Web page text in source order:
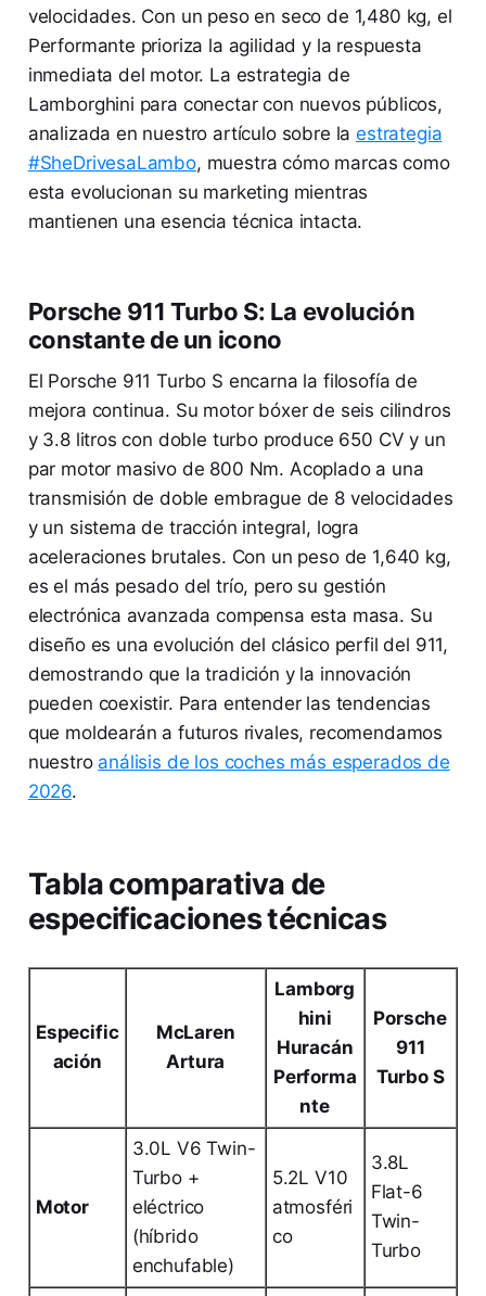
velocidades. Con un peso en seco de 1,480 kg, el
Performante prioriza la agilidad y la respuesta
inmediata del motor. La estrategia de
Lamborghini para conectar con nuevos públicos,
analizada en nuestro artículo sobre laestrategia
#SheDrivesaLambo, muestra cómo marcas como
esta evolucionan su marketing mientras
mantienen una esencia técnica intacta.
Porsche 911 Turbo S: La evolución
constante de un icono
El Porsche 911 Turbo S encarna la filosofía de
mejora continua. Su motor bóxer de seis cilindros
y 3.8 litros con doble turbo produce 650 CV y un
par motor masivo de 800 Nm. Acoplado a una
transmisión de doble embrague de 8 velocidades
y un sistema de tracción integral, logra
aceleraciones brutales. Con un peso de 1,640 kg,
es el más pesado del trío, pero su gestión
electrónica avanzada compensa esta masa. Su
diseño es una evolución del clásico perfil del 911,
demostrando que la tradición y la innovación
pueden coexistir. Para entender las tendencias
que moldearán a futuros rivales, recomendamos
nuestro análisis de los coches más esperados de
2026.
Tabla comparativa de
especificaciones técnicas
Especific
ación
McLaren
Artura
Lamborg
hini
Huracán
Performa
nte
Porsche
911
Turbo S
Motor
3.0L V6 Twin-
Turbo +
eléctrico
(híbrido
enchufable)
5.2L V10
atmosféri
co
3.8L
Flat-6
Twin-
Turbo